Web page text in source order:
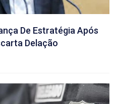
De Estratégia Após
Delação